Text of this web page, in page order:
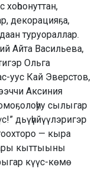
декорацияҕа,
туруораллар.
Айта Васильева,
Ольга
уус Кай Эверстов,
Аксиния
сылыгар
дьүһүйүүлэригэр
— кыра
кыттыыны
күүс-көмө